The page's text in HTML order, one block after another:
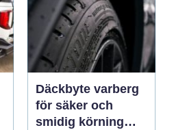
Däckbyte varberg
för säker och
smidig körning